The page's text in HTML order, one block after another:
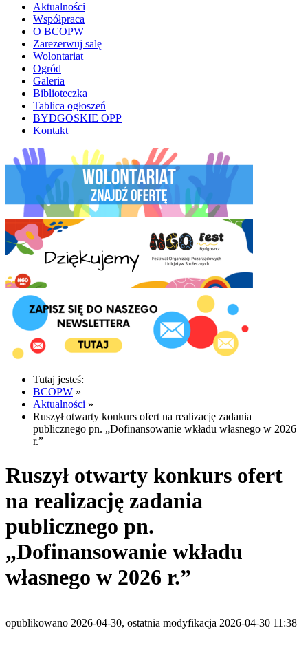
Aktualności
Współpraca
O BCOPW
Zarezerwuj salę
Wolontariat
Ogród
Galeria
Biblioteczka
Tablica ogłoszeń
BYDGOSKIE OPP
Kontakt
Tutaj jesteś:
BCOPW »
Aktualności »
Ruszył otwarty konkurs ofert na realizację zadania
publicznego pn. „Dofinansowanie wkładu własnego w 2026
r.”
Ruszył otwarty konkurs ofert
na realizację zadania
publicznego pn.
„Dofinansowanie wkładu
własnego w 2026 r.”
opublikowano 2026-04-30, ostatnia modyfikacja 2026-04-30 11:38